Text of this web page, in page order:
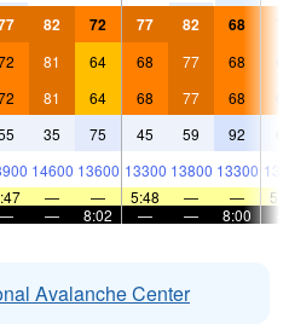
82 72 77 82 68
81 64 68 77 68
81 64 68 77 68
35 75 45 59 92
14600 13600 13300 13800 13300
— — 5:48 — —
— — 8:02 — — 8:00
Avalanche Center